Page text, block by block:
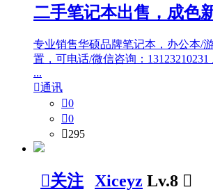
二手笔记本出售，成色
专业销售华硕品牌笔记本，办公本/
置，可电话/微信咨询：
...
通讯
0
0
295
关注 Xiceyz Lv.8 